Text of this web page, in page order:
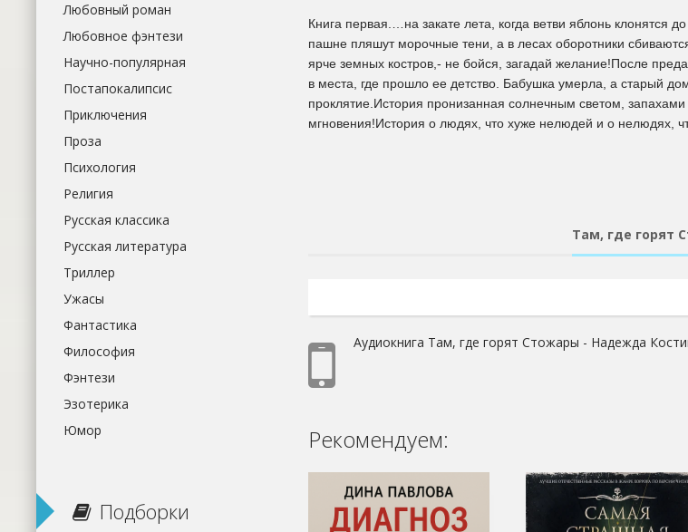
Книга первая.…на закате лета, когда ветви яблонь клонятся
пашне пляшут морочные тени, а в лесах оборотники
ярче земных костров,- не бойся, загадай желание!После
в места, где прошло ее детство. Бабушка умерла, а старый
проклятие.История пронизанная солнечным светом,
мгновения!История о людях, что хуже нелюдей и о нелюдях,
Там, где горят
Аудиокнига Там, где горят Стожары - Надежда
Рекомендуем:
Любовный роман
Любовное фэнтези
Научно-популярная
Постапокалипсис
Приключения
Проза
Психология
Религия
Русская классика
Русская литература
Триллер
Ужасы
Фантастика
Философия
Фэнтези
Эзотерика
Юмор
Подборки